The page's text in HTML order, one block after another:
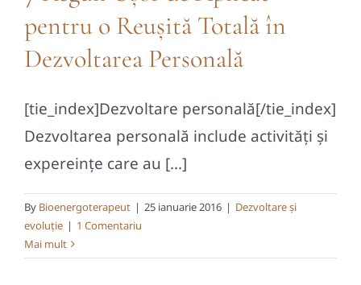
pentru o Reușită Totală în
Dezvoltarea Personală
[tie_index]Dezvoltare personală[/tie_index]
Dezvoltarea personală include activități și
expereințe care au [...]
By Bioenergoterapeut | 25 ianuarie 2016 | Dezvoltare și
evoluție | 1 Comentariu
Mai mult